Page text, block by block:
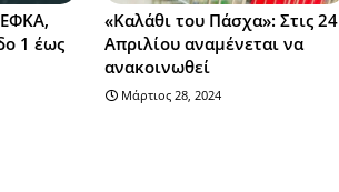
1 έως
«Καλάθι του Πάσχα»: Στις 24
Απριλίου αναμένεται να
ανακοινωθεί
Μάρτιος 28, 2024